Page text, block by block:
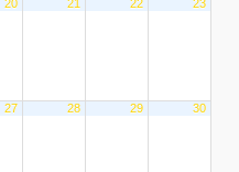
20 21 22 23
27 28 29 30